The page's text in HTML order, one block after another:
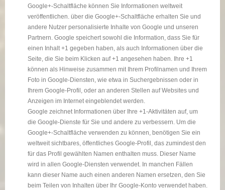
Google+-Schaltfläche können Sie Informationen weltweit
veröffentlichen. über die Google+-Schaltfläche erhalten Sie und
andere Nutzer personalisierte Inhalte von Google und unseren
Partnern. Google speichert sowohl die Information, dass Sie für
einen Inhalt +1 gegeben haben, als auch Informationen über die
Seite, die Sie beim Klicken auf +1 angesehen haben. Ihre +1
können als Hinweise zusammen mit Ihrem Profilnamen und Ihrem
Foto in Google-Diensten, wie etwa in Suchergebnissen oder in
Ihrem Google-Profil, oder an anderen Stellen auf Websites und
Anzeigen im Internet eingeblendet werden.
Google zeichnet Informationen über Ihre +1-Aktivitäten auf, um
die Google-Dienste für Sie und andere zu verbessern. Um die
Google+-Schaltfläche verwenden zu können, benötigen Sie ein
weltweit sichtbares, öffentliches Google-Profil, das zumindest den
für das Profil gewählten Namen enthalten muss. Dieser Name
wird in allen Google-Diensten verwendet. In manchen Fällen
kann dieser Name auch einen anderen Namen ersetzen, den Sie
beim Teilen von Inhalten über Ihr Google-Konto verwendet haben.